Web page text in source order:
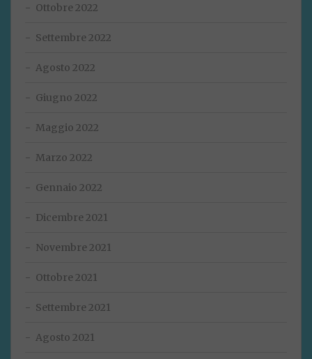
Ottobre 2022
Settembre 2022
Agosto 2022
Giugno 2022
Maggio 2022
Marzo 2022
Gennaio 2022
Dicembre 2021
Novembre 2021
Ottobre 2021
Settembre 2021
Agosto 2021